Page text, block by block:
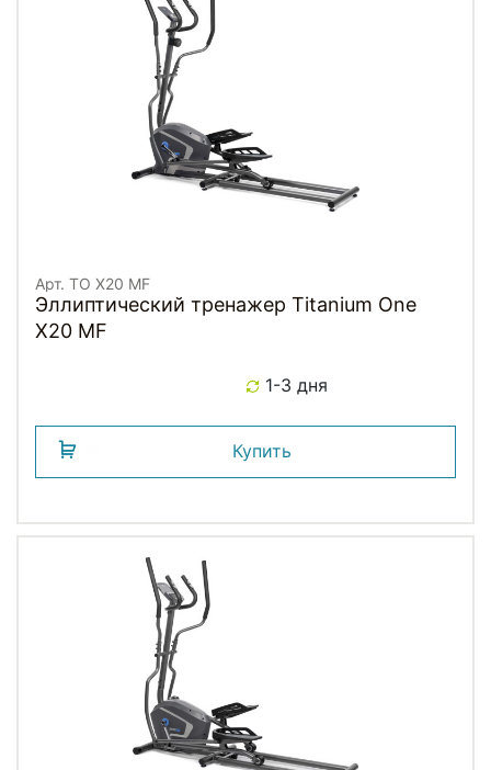
Арт. TO X20 MF
Эллиптический тренажер Titanium One
X20 MF
1-3 дня
Купить